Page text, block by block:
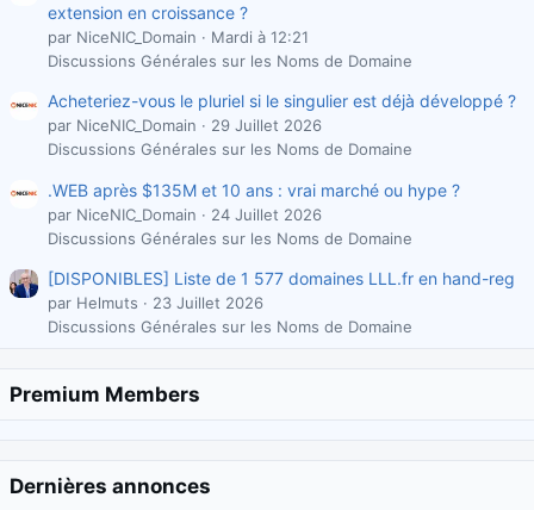
extension en croissance ?
par NiceNIC_Domain
Mardi à 12:21
Discussions Générales sur les Noms de Domaine
Acheteriez-vous le pluriel si le singulier est déjà développé ?
par NiceNIC_Domain
29 Juillet 2026
Discussions Générales sur les Noms de Domaine
.WEB après $135M et 10 ans : vrai marché ou hype ?
par NiceNIC_Domain
24 Juillet 2026
Discussions Générales sur les Noms de Domaine
[DISPONIBLES] Liste de 1 577 domaines LLL.fr en hand-reg
par Helmuts
23 Juillet 2026
Discussions Générales sur les Noms de Domaine
Premium Members
Dernières annonces